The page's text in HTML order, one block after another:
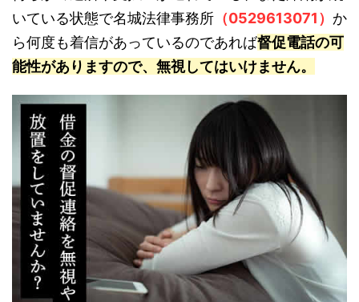
いている状態で名城法律事務所 （0529613071） か
ら何度も着信があっているのであれば督促電話の可
能性がありますので、無視してはいけません。